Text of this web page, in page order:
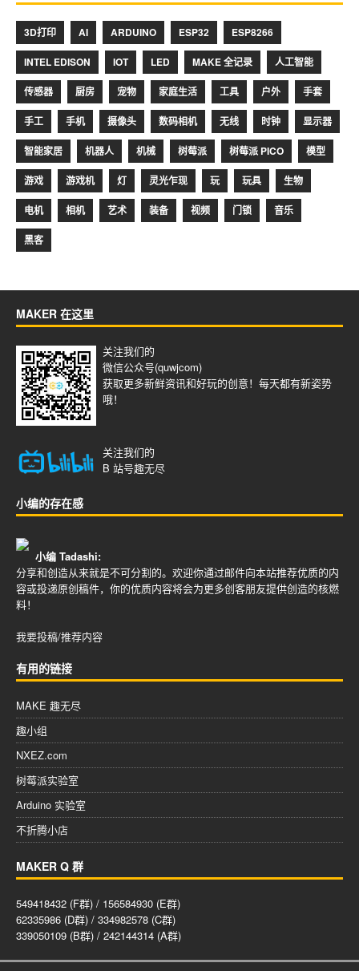
3D打印 AI ARDUINO ESP32 ESP8266
INTEL EDISON IOT LED MAKE 全记录 人工智能
传感器 厨房 宠物 家庭生活 工具 户外 手套
手工 手机 摄像头 数码相机 无线 时钟 显示器
智能家居 机器人 机械 树莓派 树莓派 PICO 模型
游戏 游戏机 灯 灵光乍现 玩 玩具 生物
电机 相机 艺术 装备 视频 门锁 音乐
黑客
MAKER 在这里
关注我们的
微信公众号(quwjcom)
获取更多新鲜资讯和好玩的创意！每天都有新姿势
哦！
关注我们的
B 站号趣无尽
小编的存在感
小编 Tadashi:
分享和创造从来就是不可分割的。欢迎你通过邮件向本站推荐优质的内
容或投递原创稿件，你的优质内容将会为更多创客朋友提供创造的核燃
料！
我要投稿/推荐内容
有用的链接
MAKE 趣无尽
趣小组
NXEZ.com
树莓派实验室
Arduino 实验室
不折腾小店
MAKER Q 群
549418432 (F群) / 156584930 (E群)
62335986 (D群) / 334982578 (C群)
339050109 (B群) / 242144314 (A群)